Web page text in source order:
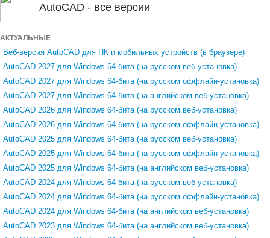
AutoCAD - все версии
АКТУАЛЬНЫЕ
Веб-версия AutoCAD для ПК и мобильных устройств (в браузере)
AutoCAD 2027 для Windows 64-бита (на русском веб-установка)
AutoCAD 2027 для Windows 64-бита (на русском оффлайн-установка)
AutoCAD 2027 для Windows 64-бита (на английском веб-установка)
AutoCAD 2026 для Windows 64-бита (на русском веб-установка)
AutoCAD 2026 для Windows 64-бита (на русском оффлайн-установка)
AutoCAD 2025 для Windows 64-бита (на русском веб-установка)
AutoCAD 2025 для Windows 64-бита (на русском оффлайн-установка)
AutoCAD 2025 для Windows 64-бита (на английском веб-установка)
AutoCAD 2024 для Windows 64-бита (на русском веб-установка)
AutoCAD 2024 для Windows 64-бита (на русском оффлайн-установка)
AutoCAD 2024 для Windows 64-бита (на английском веб-установка)
AutoCAD 2023 для Windows 64-бита (на английском веб-установка)